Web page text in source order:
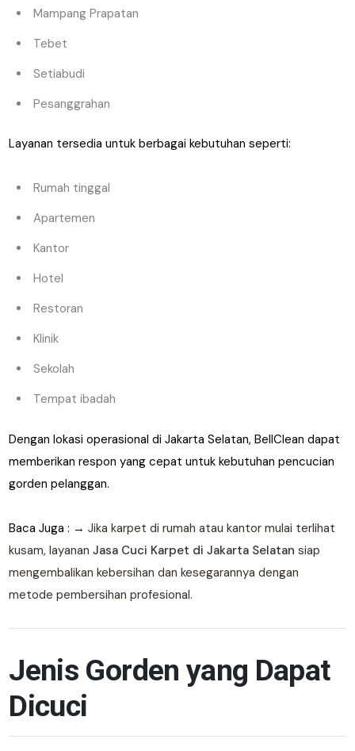
Mampang Prapatan
Tebet
Setiabudi
Pesanggrahan
Layanan tersedia untuk berbagai kebutuhan seperti:
Rumah tinggal
Apartemen
Kantor
Hotel
Restoran
Klinik
Sekolah
Tempat ibadah
Dengan lokasi operasional di Jakarta Selatan, BellClean dapat
memberikan respon yang cepat untuk kebutuhan pencucian
gorden pelanggan.
Baca Juga : →Jika karpet di rumah atau kantor mulai terlihat
kusam, layananJasa Cuci Karpet di Jakarta Selatan siap
mengembalikan kebersihan dan kesegarannya dengan
metode pembersihan profesional.
Jenis Gorden yang Dapat
Dicuci